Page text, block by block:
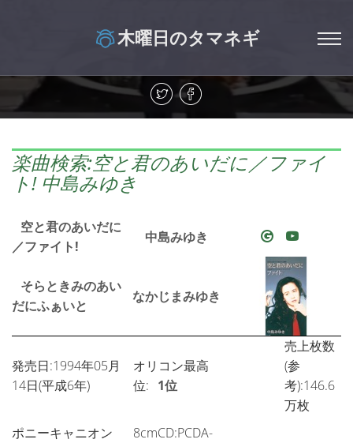
木曜日のタマネギ
楽曲検索:空と君のあいだに／ファイ
ト! 中島みゆき
空と君のあいだに
／ファイト!
中島みゆき
そらときみのあい
だにふぁいと
なかじまみゆき
発売日:1994年05月
14日(平成6年)
オリコン最高
位: 1位
売上枚数
(参
考):146.6
万枚
ポニーキャニオン
8cmCD:PCDA-